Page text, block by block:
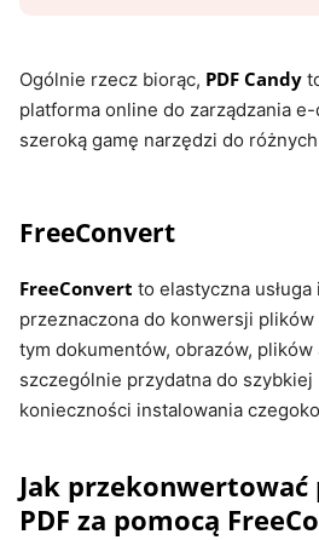
Ogólnie rzecz biorąc, PDF Candy
platforma online do zarządzania
szeroką gamę narzędzi do
FreeConvert
FreeConvert to elastyczna
przeznaczona do konwersji
tym dokumentów, obrazów,
szczególnie przydatna do
konieczności instalowania
Jak przekonwertować
PDF za pomocą